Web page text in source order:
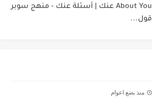
About You عنك | أسئلة عنك - منهج سوبر
قول...
منذ بضع اعوام